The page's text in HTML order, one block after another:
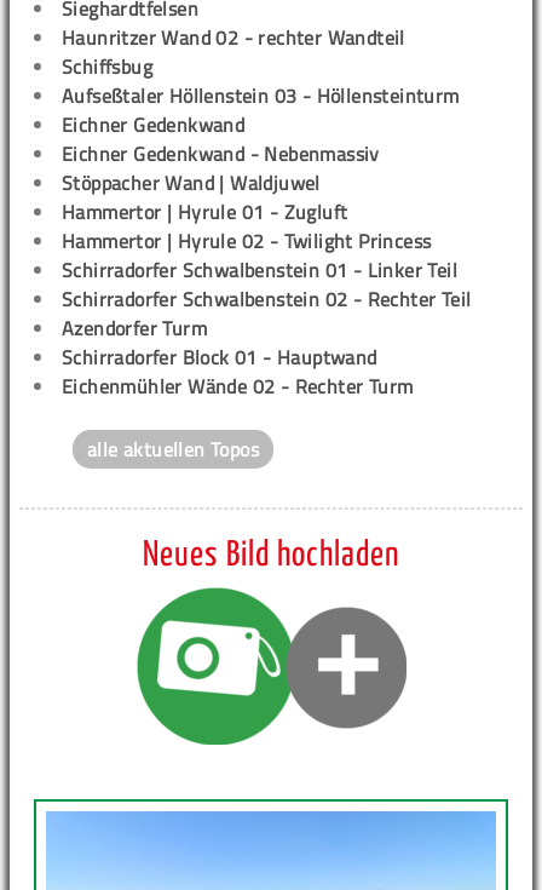
Sieghardtfelsen
Haunritzer Wand 02 - rechter Wandteil
Schiffsbug
Aufseßtaler Höllenstein 03 - Höllensteinturm
Eichner Gedenkwand
Eichner Gedenkwand - Nebenmassiv
Stöppacher Wand | Waldjuwel
Hammertor | Hyrule 01 - Zugluft
Hammertor | Hyrule 02 - Twilight Princess
Schirradorfer Schwalbenstein 01 - Linker Teil
Schirradorfer Schwalbenstein 02 - Rechter Teil
Azendorfer Turm
Schirradorfer Block 01 - Hauptwand
Eichenmühler Wände 02 - Rechter Turm
alle aktuellen Topos
Neues Bild hochladen